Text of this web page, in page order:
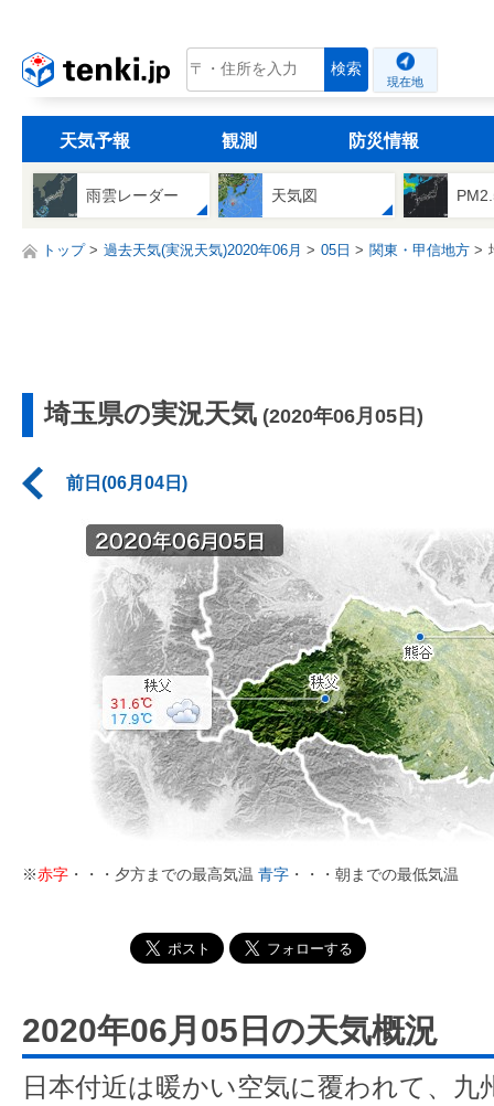
tenki.jp 検索
現在地
天気予報 観測 防災情報
雨雲レーダー 天気図
トップ 過去天気(実況天気)2020年06月 05日 関東・甲信地方
埼玉県の実況天気 (2020年06月05日)
前日(06月04日)
※赤字 ・・・夕方までの最高気温 青字 ・・・朝までの最低気温
2020年06月05日の天気概況
日本付近は暖かい空気に覆われて、